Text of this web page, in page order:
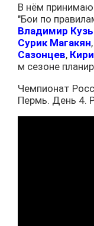
В нём
"Бои по
Владимир
Сурик Магакян,
Сазонцев,
м сезоне
Чемпионат
Пермь. День 4.